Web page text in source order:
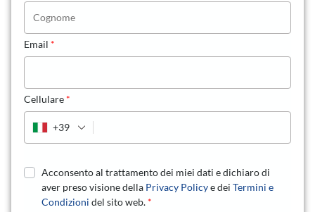
Email *
Cellulare *
+39
Acconsento al trattamento dei miei dati e dichiaro di
aver preso visione della Privacy Policye dei Termini e
Condizioni del sito web. *